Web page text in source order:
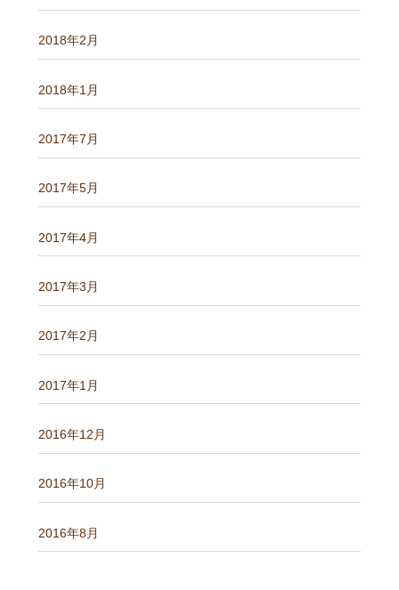
2018年2月
2018年1月
2017年7月
2017年5月
2017年4月
2017年3月
2017年2月
2017年1月
2016年12月
2016年10月
2016年8月